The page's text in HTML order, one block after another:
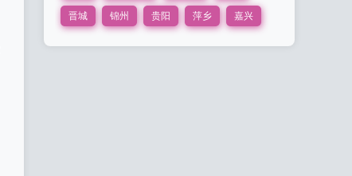
晋城 锦州 贵阳 萍乡 嘉兴